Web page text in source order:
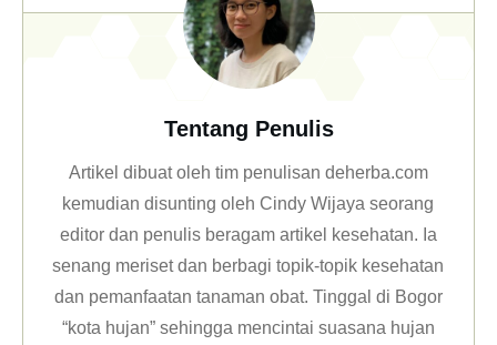
Tentang Penulis
Artikel dibuat oleh tim penulisan deherba.com
kemudian disunting oleh Cindy Wijaya seorang
editor dan penulis beragam artikel kesehatan. Ia
senang meriset dan berbagi topik-topik kesehatan
dan pemanfaatan tanaman obat. Tinggal di Bogor
“kota hujan” sehingga mencintai suasana hujan